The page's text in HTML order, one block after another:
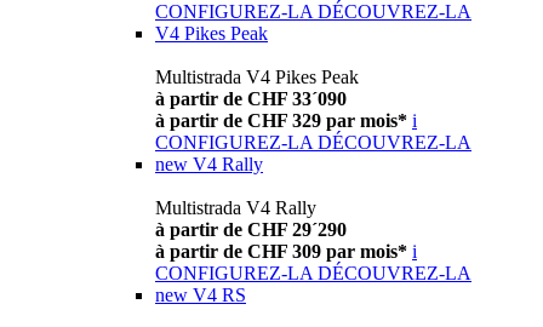
CONFIGUREZ-LA DÉCOUVREZ-LA
V4 Pikes Peak
Multistrada V4 Pikes Peak
à partir de CHF 33´090
à partir de CHF 329 par mois* i
CONFIGUREZ-LA DÉCOUVREZ-LA
new V4 Rally
Multistrada V4 Rally
à partir de CHF 29´290
à partir de CHF 309 par mois* i
CONFIGUREZ-LA DÉCOUVREZ-LA
new V4 RS